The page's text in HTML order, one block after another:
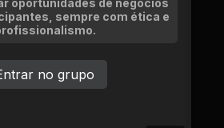
oportunidades de negócios
sempre com ética e
no grupo